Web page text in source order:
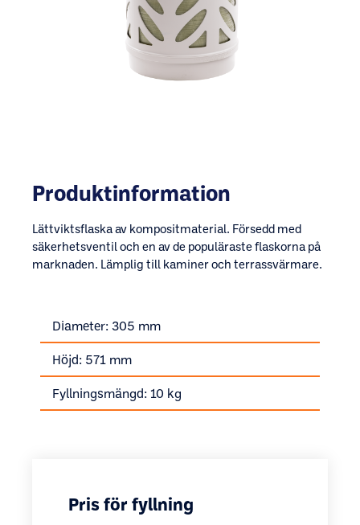
Produktinformation
Lättviktsflaska av kompositmaterial. Försedd med
säkerhetsventil och en av de populäraste flaskorna på
marknaden. Lämplig till kaminer och terrassvärmare.
Diameter: 305 mm
Höjd: 571 mm
Fyllningsmängd: 10 kg
Pris för fyllning